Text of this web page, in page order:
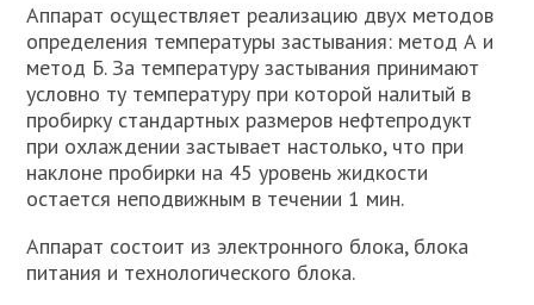
Аппарат осуществляет реализацию двух методов
определения температуры застывания: метод А и
метод Б. За температуру застывания принимают
условно ту температуру при которой налитый в
пробирку стандартных размеров нефтепродукт
при охлаждении застывает настолько, что при
наклоне пробирки на 45 уровень жидкости
остается неподвижным в течении 1 мин.
Аппарат состоит из электронного блока, блока
питания и технологического блока.